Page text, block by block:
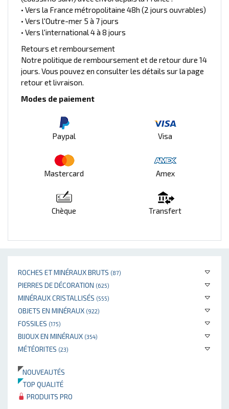
ROCHES ET MINÉRAUX BRUTS (87)
PIERRES DE DÉCORATION (625)
MINÉRAUX CRISTALLISÉS (555)
OBJETS EN MINÉRAUX (922)
FOSSILES (175)
BIJOUX EN MINÉRAUX (354)
MÉTÉORITES (23)
NOUVEAUTÉS
TOP QUALITÉ
PRODUITS PRO
• Vers la France métropolitaine 48h (2 jours ouvrables)
• Vers l'Outre-mer 5 à 7 jours
• Vers l'international 4 à 8 jours
Retours et remboursement
Notre politique de remboursement et de retour dure 14
jours. Vous pouvez en consulter les détails sur la page
retour et livraison.
Modes de paiement
Paypal Visa
Mastercard Amex
Chèque Transfert